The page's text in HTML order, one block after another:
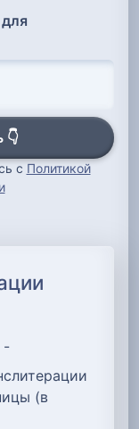
👇
с Политикой
-
(в